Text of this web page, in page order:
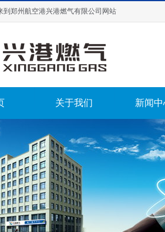
到郑州航空港兴港燃气有限公司网站
关于我们 新闻